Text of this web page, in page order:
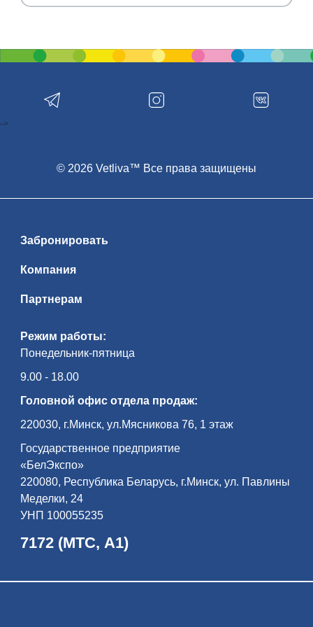
Режим работы:
Понедельник-пятница
9.00 - 18.00
Головной офис отдела продаж:
220030, г.Минск, ул.Мясникова 76, 1 этаж
Государственное предприятие
«БелЭкспо»
220080, Республика Беларусь, г.Минск, ул. Павлины
Меделки, 24
УНП 100055235
7172 (МТС, А1)
Забронировать
Компания
Партнерам
© 2026 Vetliva™ Все права защищены
-->